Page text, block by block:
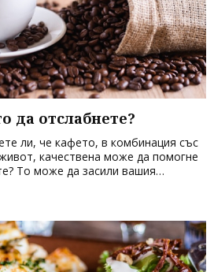
да отслабнете?
ли, че кафето, в комбинация със
качествена може да помогне
То може да засили вашия
бдителни и активни, да помогне
на мастните тъкани. Каква